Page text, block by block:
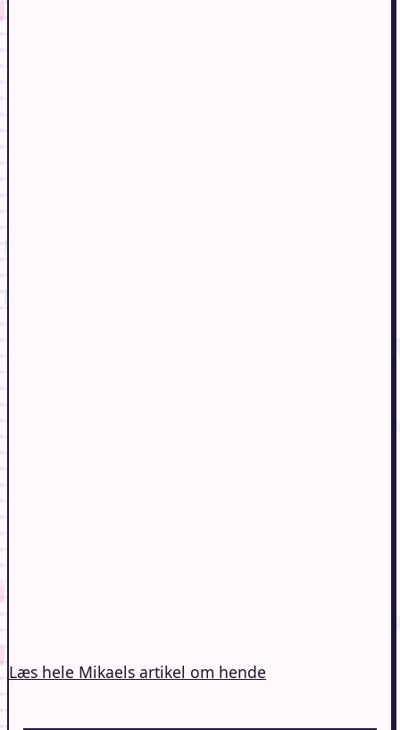
Læs hele Mikaels artikel om hende